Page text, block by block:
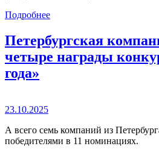
Подробнее
Петербургская
четыре награды
года»
23.10.2025
А всего семь компаний из
победителями в 11 номинациях.